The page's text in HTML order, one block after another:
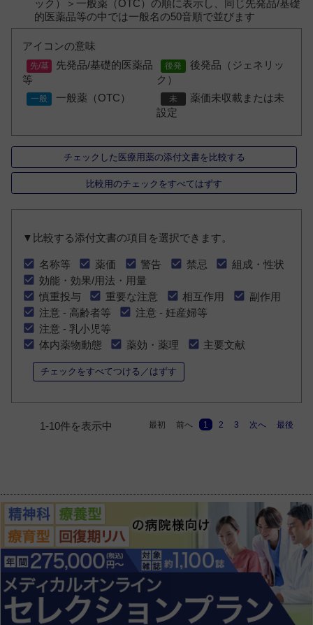
ック）＞一般薬（OTC）の順に表示し、同じ先発品/基礎
的医薬品等の中では一般名の50音順で並びます
アイコンの意味
先発品/基礎的医薬品
等
後発品（ジェネリッ
ク）
一般薬（OTC）
薬価未収載または未
設定
チェックした医療用薬の添付文書を比較する
比較用のチェックをすべてはずす
▼比較する添付文書の項目を選択できます。
名称等 薬価 警告 禁忌
組成・性状
効能・効果/用法・用量
慎重投与
重要な注意 相互作用
副作用
注意 - 高齢者等
注意 - 妊産婦等
注意 - 乳小児等
体内薬物動態
薬効・薬理 主要文献
チェックをすべてつける／はずす
1-10件を表示中 最初 前へ 1 2 3 次へ 最後